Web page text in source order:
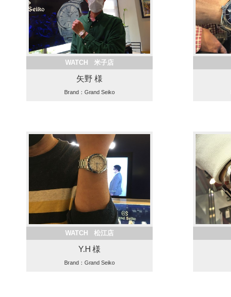
WATCH 米子店
矢野 様
Brand：Grand Seiko
WATCH 松江店
Y.H 様
Brand：Grand Seiko